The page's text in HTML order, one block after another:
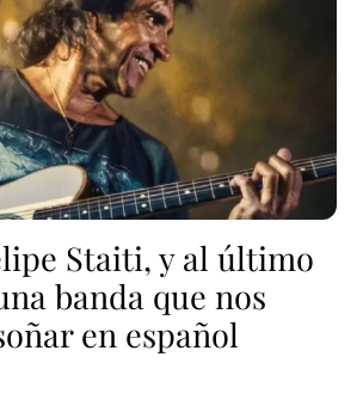
Staiti, y al último
banda que nos
en español